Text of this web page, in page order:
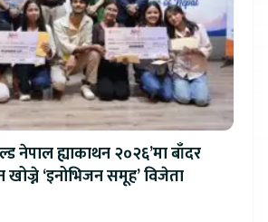
नेपाल ह्याकाथन २०२६’मा बाँदर
‘इनोभिजन समूह’ विजेता